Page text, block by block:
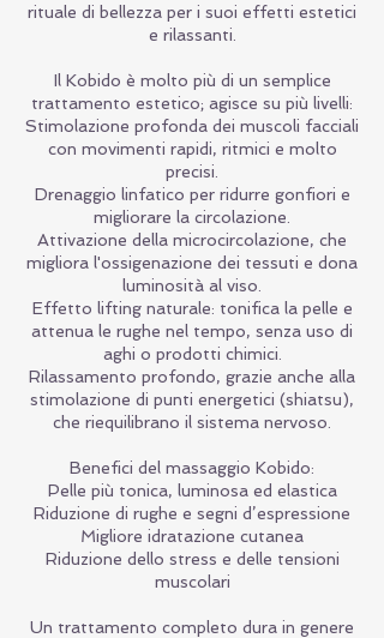
rituale di bellezza per i suoi effetti estetici
e rilassanti.
Il Kobido è molto più di un semplice
trattamento estetico; agisce su più livelli:
Stimolazione profonda dei muscoli facciali
con movimenti rapidi, ritmici e molto
precisi.
Drenaggio linfatico per ridurre gonfiori e
migliorare la circolazione.
Attivazione della microcircolazione, che
migliora l'ossigenazione dei tessuti e dona
luminosità al viso.
Effetto lifting naturale: tonifica la pelle e
attenua le rughe nel tempo, senza uso di
aghi o prodotti chimici.
Rilassamento profondo, grazie anche alla
stimolazione di punti energetici (shiatsu),
che riequilibrano il sistema nervoso.
Benefici del massaggio Kobido:
Pelle più tonica, luminosa ed elastica
Riduzione di rughe e segni d’espressione
Migliore idratazione cutanea
Riduzione dello stress e delle tensioni
muscolari
Un trattamento completo dura in genere